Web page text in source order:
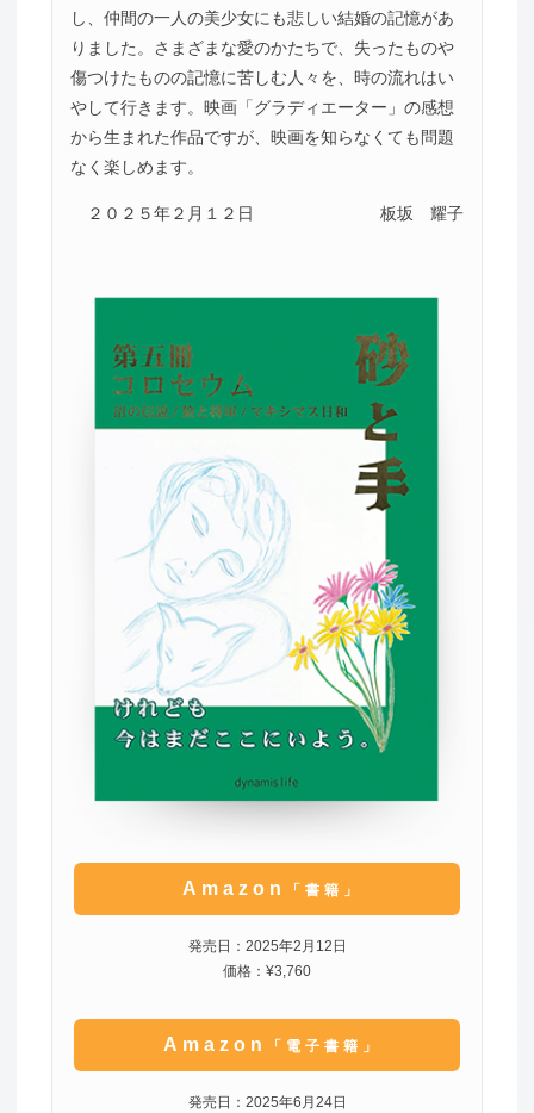
し、仲間の一人の美少女にも悲しい結婚の記憶があ
りました。さまざまな愛のかたちで、失ったものや
傷つけたものの記憶に苦しむ人々を、時の流れはい
やして行きます。映画「グラディエーター」の感想
から生まれた作品ですが、映画を知らなくても問題
なく楽しめます。
２０２５年２月１２日 板坂 耀子
Amazon 「書籍」
発売日：2025年2月12日
価格：¥3,760
Amazon 「電子書籍」
発売日：2025年6月24日